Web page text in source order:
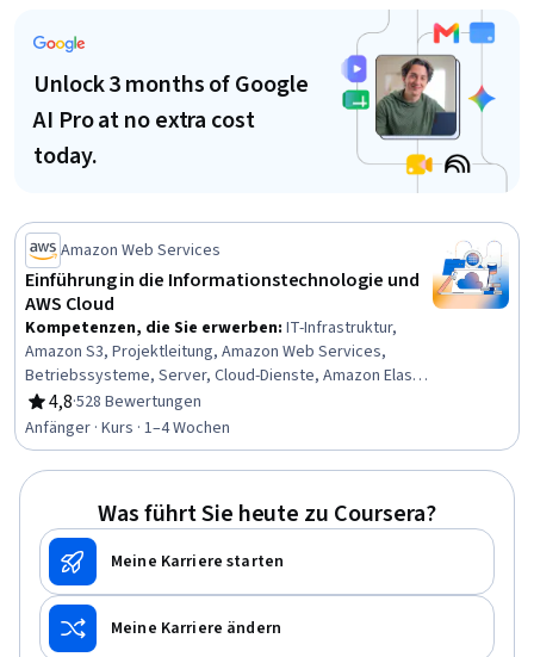
Allgemeine Netzwerkarbeit, Architektur des Cloud
Computing, Cloud Computing
Unlock 3 months of Google
AI Pro at no extra cost
today.
Amazon Web Services
Einführung in die Informationstechnologie und
AWS Cloud
Kompetenzen, die Sie erwerben: IT-Infrastruktur,
Amazon S3, Projektleitung, Amazon Web Services,
Betriebssysteme, Server, Cloud-Dienste, Amazon Elastic
Compute Cloud, Web-Entwicklung, Web-Server,
Datenanalyse, Web-Anwendungen, Computer-Systeme,
Informationstechnologie, Netzwerksicherheit,
Allgemeine Netzwerkarbeit, Netzwerk-Protokolle,
4,8
Bewertung, 4,8 von 5 Sternen
·528 Bewertungen
Anfänger · Kurs · 1–4 Wochen
Was führt Sie heute zu Coursera?
Meine Karriere starten
Meine Karriere ändern